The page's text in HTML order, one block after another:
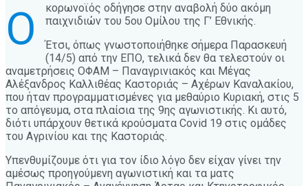
Ο
κορωνοϊός οδήγησε στην αναβολή δύο ακόμη
παιχνιδιών του 5ου Ομίλου της Γ’ Εθνικής.
Έτσι, όπως γνωστοποιήθηκε σήμερα Παρασκευή
(14/5) από την ΕΠΟ, τελικά δεν θα τελεστούν οι
αναμετρήσεις ΟΦΑΜ – Παναγρινιακός και Μέγας
Αλέξανδρος Καλλιθέας Καστοριάς – Αχέρων Καναλακίου,
που ήταν προγραμματισμένες για μεθαύριο Κυριακή, στις 5
το απόγευμα, στα πλαίσια της 9ης αγωνιστικής. Κι αυτό,
διότι υπάρχουν θετικά κρούσματα Covid 19 στις ομάδες
του Αγρινίου και της Καστοριάς.
Υπενθυμίζουμε ότι για τον ίδιο λόγο δεν είχαν γίνει την
αμέσως προηγούμενη αγωνιστική και τα ματς